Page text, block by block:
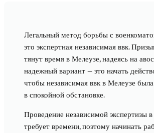
Легальный метод борьбы с
это экспертная независимая ввк.
тянут время в Мелеузе, надеясь на
надежный вариант — это начать
чтобы независимая ввк в Мелеузе
в спокойной обстановке.
Проведение независимой экспертизы
требует времени, поэтому начинать